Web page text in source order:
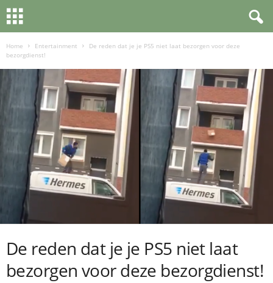
Home Entertainment
De reden dat je je PS5 niet laat bezorgen voor deze
bezorgdienst!
De reden dat je je PS5 niet laat
bezorgen voor deze bezorgdienst!